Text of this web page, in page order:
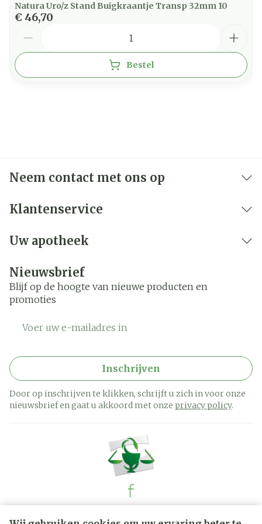
Natura Uro/z Stand Buigkraantje Transp 32mm 10
€ 46,70
Bestel
Neem contact met ons op
Klantenservice
Uw apotheek
Nieuwsbrief
Blijf op de hoogte van nieuwe producten en
promoties
Inschrijven
Door op inschrijven te klikken, schrijft u zich in voor onze
nieuwsbrief en gaat u akkoord met onze privacy policy.